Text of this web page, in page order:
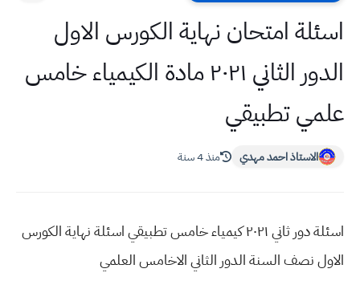
اسئلة امتحان نهاية الكورس الاول
الدور الثاني ٢٠٢١ مادة الكيمياء خامس
علمي تطبيقي
الاستاذ احمد مهدي منذ 4 سنة
اسئلة دور ثاني ٢٠٢١ كيمياء خامس تطبيقي اسئلة نهاية الكورس
الاول نصف السنة الدور الثاني الاخامس العلمي